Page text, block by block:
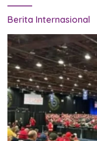
Berita Internasional